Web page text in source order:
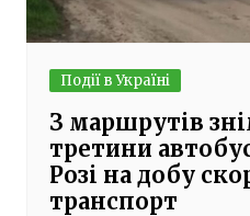
Події в Україні
З маршрутів
третини
Розі на добу
транспорт